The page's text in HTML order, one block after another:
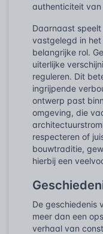
authenticiteit
Daarnaast speelt
vastgelegd in
belangrijke rol.
uiterlijke
reguleren. Dit
ingrijpende
ontwerp past
omgeving, die
respecteren of
bouwtraditie,
hierbij een
De geschiedenis
meer dan een
verhaal van